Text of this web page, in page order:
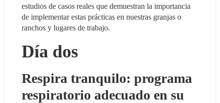
estudios de casos reales que demuestran la importancia
de implementar estas prácticas en nuestras granjas o
ranchos y lugares de trabajo.
Día dos
Respira tranquilo: programa
respiratorio adecuado en su